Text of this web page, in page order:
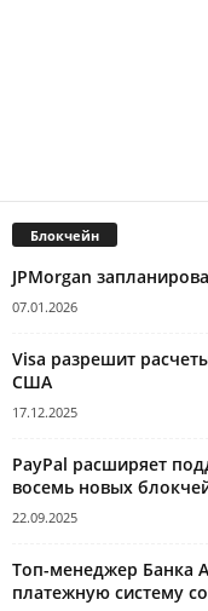
Блокчейн
JPMorgan
07.01.2026
Visa разрешит
США
17.12.2025
PayPal расширяет
восемь новых
22.09.2025
Топ-менеджер Банка
платежную систему